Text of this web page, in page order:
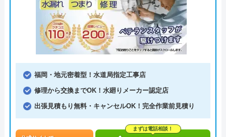
福岡・地元密着型！水道局指定工事店
修理から交換までOK！水廻りメーカー認定店
出張見積もり無料・キャンセルOK！完全作業前見積り
まずは電話相談！